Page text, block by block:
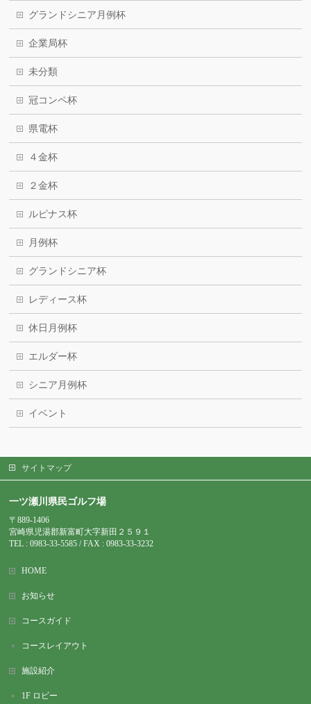
グランドシニア月例杯
企業局杯
未分類
冠コンペ杯
県電杯
４金杯
２金杯
ルピナス杯
月例杯
グランドシニア杯
レディース杯
休日月例杯
エルダー杯
シニア月例杯
イベント
サイトマップ
一ツ瀬川県民ゴルフ場
〒889-1406
宮崎県児湯郡新富町大字新田２５９１
TEL : 0983-33-5585 / FAX : 0983-33-3232
HOME
お知らせ
コースガイド
コースレイアウト
施設紹介
1F ロビー